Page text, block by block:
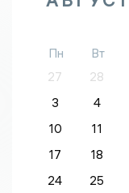
Пн Вт
27
28
3
4
10
11
17
18
24
25